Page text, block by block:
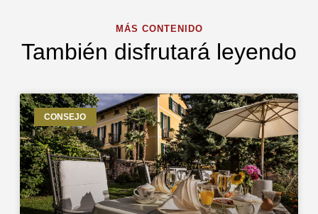
MÁS CONTENIDO
También disfrutará leyendo
CONSEJO